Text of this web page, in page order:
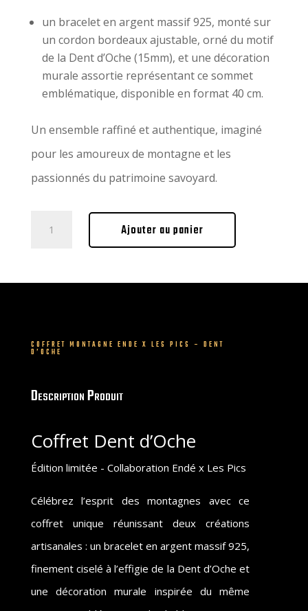
un bracelet en argent massif 925, monté sur
un cordon bordeaux ajustable, orné du motif
de la Dent d’Oche (15mm), et une décoration
murale assortie représentant ce sommet
emblématique, disponible en format 40 cm.
Un ensemble raffiné et authentique, imaginé
pour les amoureux de montagne et les
passionnés du patrimoine savoyard.
ENDE
-
Ajouter au panier
COFFRET MONTAGNE ENDE X LES PICS – DENT
D’OCHE
Description Produit
Coffret Dent d’Oche
Édition limitée - Collaboration Endé x Les Pics
Célébrez l’esprit des montagnes avec ce
coffret unique réunissant deux créations
artisanales : un bracelet en argent massif 925,
finement ciselé à l’effigie de la Dent d’Oche et
une décoration murale inspirée du même